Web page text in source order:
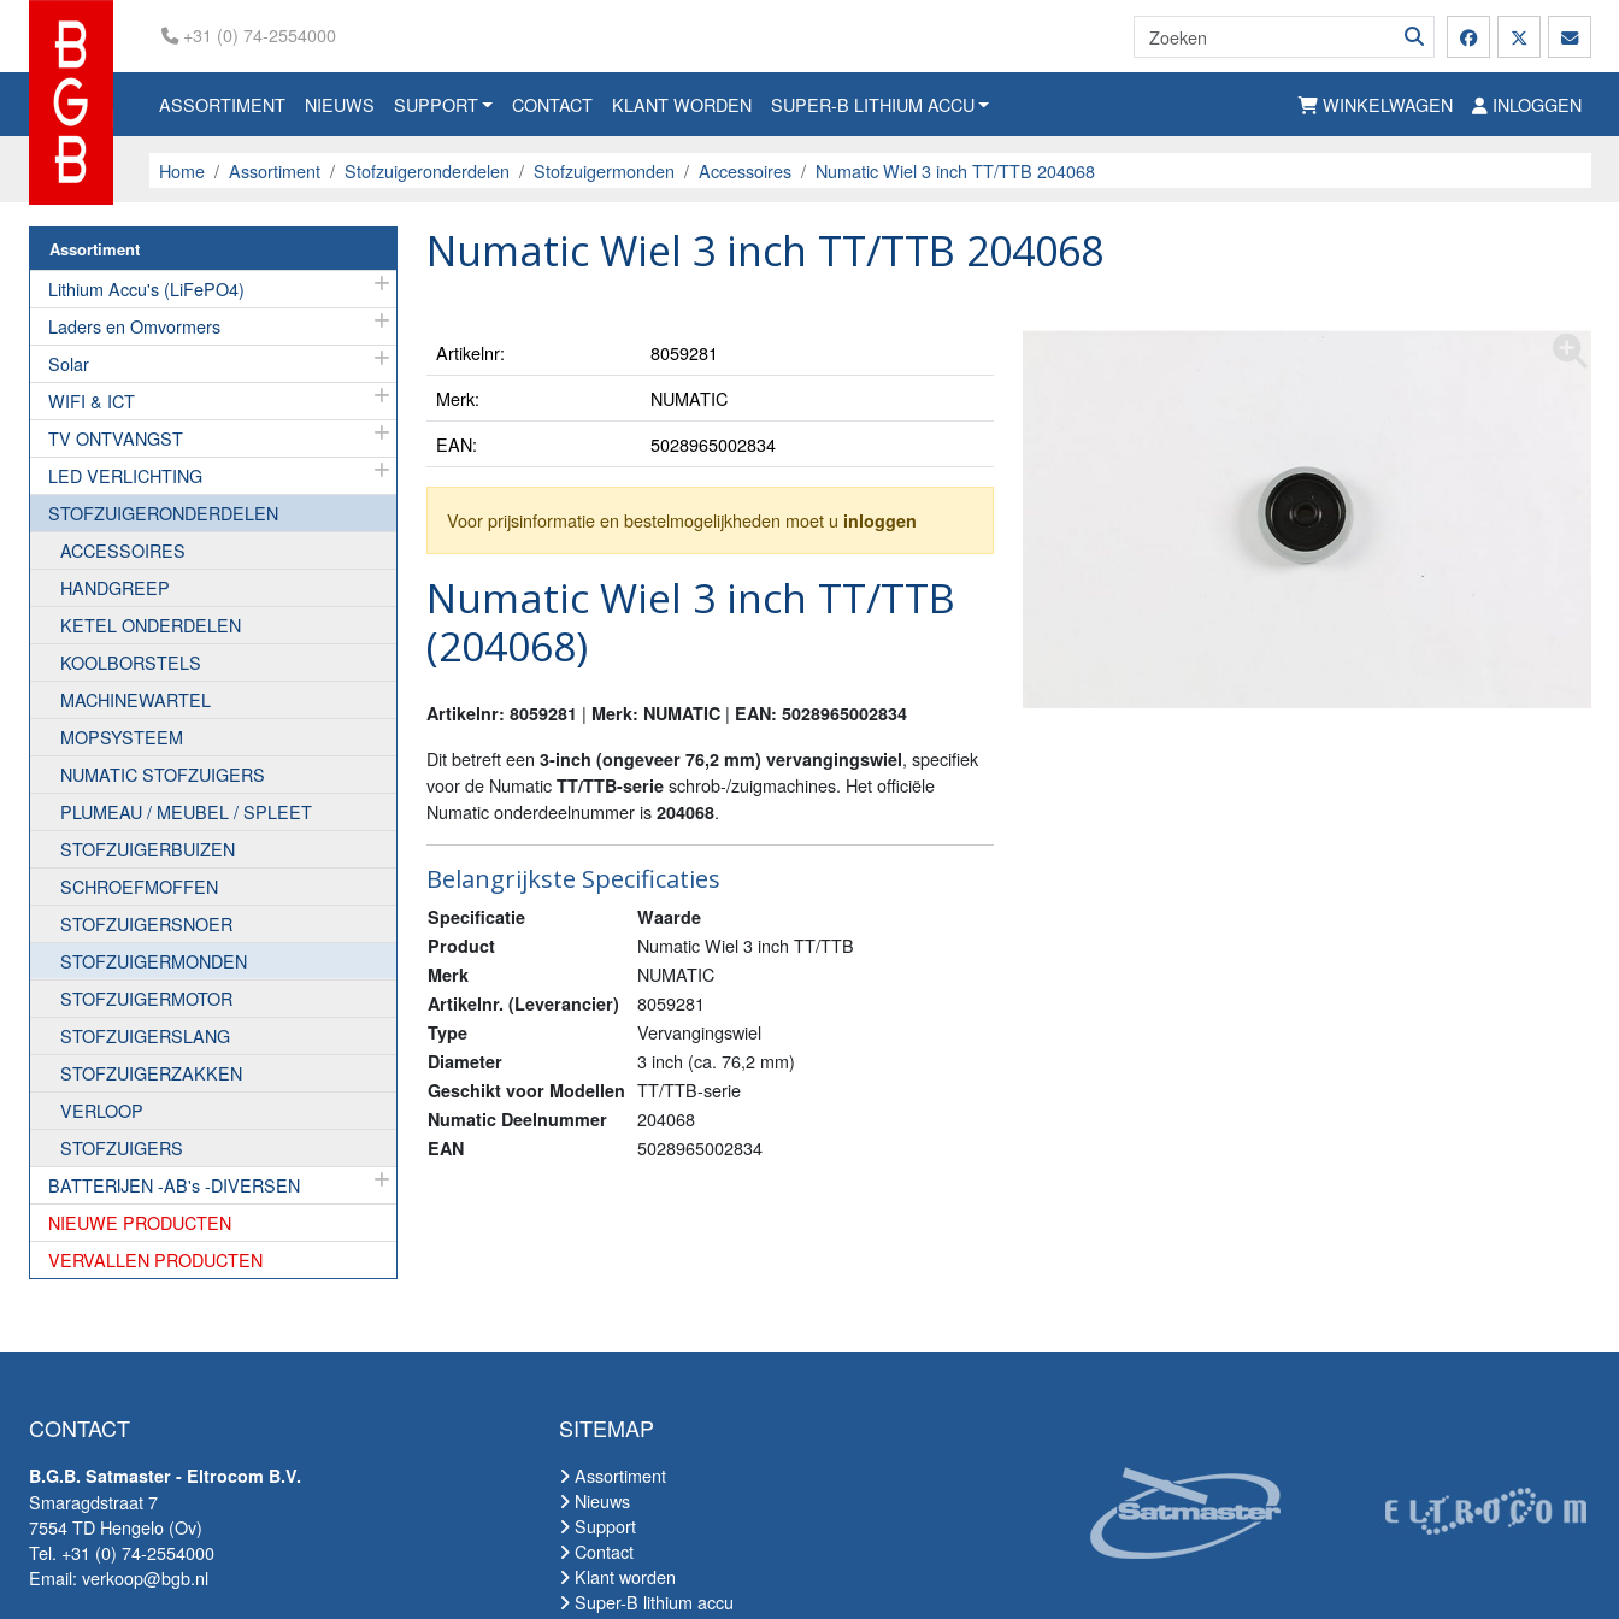
+31 (0) 74-2554000
ASSORTIMENT NIEUWS SUPPORT CONTACT KLANT WORDEN SUPER-B LITHIUM ACCU WINKELWAGEN INLOGGEN
Home Assortiment Stofzuigeronderdelen Stofzuigermonden Accessoires Numatic Wiel 3 inch TT/TTB 204068
Assortiment
Lithium Accu's (LiFePO4)
Laders en Omvormers
Solar
WIFI & ICT
TV ONTVANGST
LED VERLICHTING
STOFZUIGERONDERDELEN
ACCESSOIRES
HANDGREEP
KETEL ONDERDELEN
KOOLBORSTELS
MACHINEWARTEL
MOPSYSTEEM
NUMATIC STOFZUIGERS
PLUMEAU / MEUBEL / SPLEET
STOFZUIGERBUIZEN
SCHROEFMOFFEN
STOFZUIGERSNOER
STOFZUIGERMONDEN
STOFZUIGERMOTOR
STOFZUIGERSLANG
STOFZUIGERZAKKEN
VERLOOP
STOFZUIGERS
BATTERIJEN -AB's -DIVERSEN
NIEUWE PRODUCTEN
VERVALLEN PRODUCTEN
Numatic Wiel 3 inch TT/TTB 204068
Artikelnr:
8059281
Merk:
NUMATIC
EAN:
5028965002834
Voor prijsinformatie en bestelmogelijkheden moet u inloggen
Numatic Wiel 3 inch TT/TTB
(204068)
Artikelnr: 8059281 | Merk: NUMATIC| EAN: 5028965002834
Dit betreft een 3-inch (ongeveer 76,2 mm) vervangingswiel, specifiek
voor de Numatic TT/TTB-serieschrob-/zuigmachines. Het officiële
Numatic onderdeelnummer is 204068.
Belangrijkste Specificaties
Specificatie
Waarde
Product
Numatic Wiel 3 inch TT/TTB
Merk NUMATIC
Artikelnr. (Leverancier) 8059281
Type Vervangingswiel
Diameter 3 inch (ca. 76,2 mm)
Geschikt voor Modellen TT/TTB-serie
Numatic Deelnummer 204068
EAN 5028965002834
CONTACT
B.G.B. Satmaster - Eltrocom B.V.
Smaragdstraat 7
7554 TD Hengelo (Ov)
Tel. +31 (0) 74-2554000
Email: verkoop@bgb.nl
SITEMAP
Assortiment
Nieuws
Support
Contact
Klant worden
Super-B lithium accu